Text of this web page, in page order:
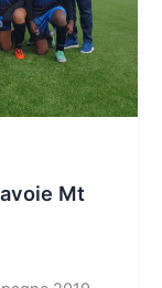
Mt